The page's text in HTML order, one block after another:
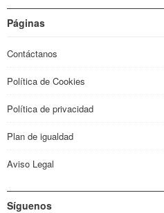
Páginas
Contáctanos
Política de Cookies
Política de privacidad
Plan de igualdad
Aviso Legal
Síguenos